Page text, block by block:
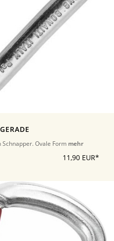
Ovale Form mehr
11,90 EUR*